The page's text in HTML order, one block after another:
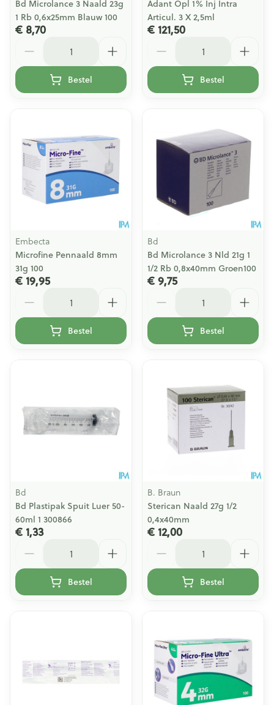
Bd Microlance 3 Naald 23g
1 Rb 0,6x25mm Blauw 100
€ 8,70
Bestel
Adant Opl 1% Inj Intra
Articul. 3 X 2,5ml
€ 121,50
Bestel
Embecta
Microfine Pennaald 8mm
31g 100
€ 19,95
Bestel
Bd
Bd Microlance 3 Nld 21g 1
1/2 Rb 0,8x40mm Groen100
€ 9,75
Bestel
Bd
Bd Plastipak Spuit Luer 50-
60ml 1 300866
€ 1,33
Bestel
B. Braun
Sterican Naald 27g 1/2
0,4x40mm
€ 12,00
Bestel